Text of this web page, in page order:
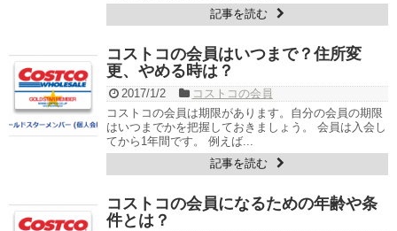
記事を読む
コストコの会員はいつまで？住所変
更、やめる時は？
2017/1/2
コストコの会員
コストコの会員は期限があります。自分の会員の期限
はいつまでかを把握しておきましょう。 会員は入会し
てから1年間です。 例えば...
記事を読む
コストコの会員になるための年齢や条
件とは？